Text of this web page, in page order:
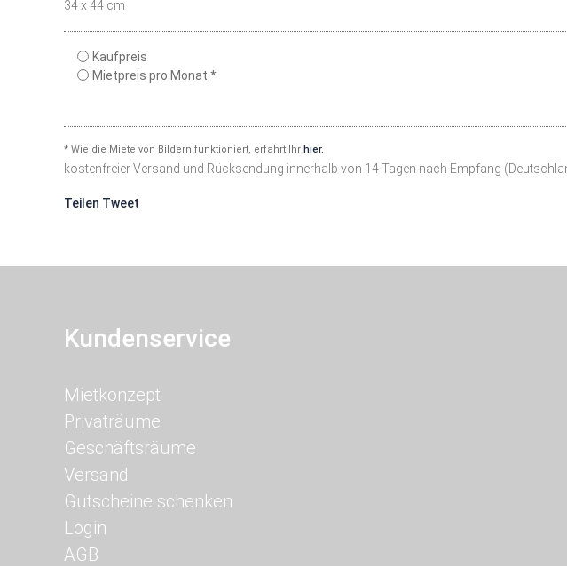
34 x 44 cm
Kaufpreis
Mietpreis pro Monat *
* Wie die Miete von Bildern funktioniert, erfahrt Ihr hier.
kostenfreier Versand und Rücksendung innerhalb von 14 Tagen nach Empfang
Teilen Tweet
Kundenservice
Navigation
überspringen
Mietkonzept
Privaträume
Geschäftsräume
Versand
Gutscheine schenken
Login
AGB